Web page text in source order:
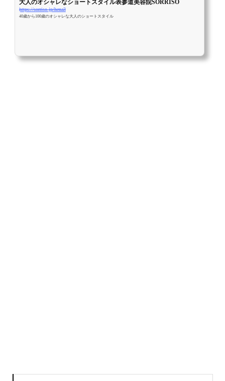
大人のオシャレなショートスタイル表参道美容院SORRISO
https://sorriso.jp/hena3
40歳から100歳のオシャレな大人のショートスタイル